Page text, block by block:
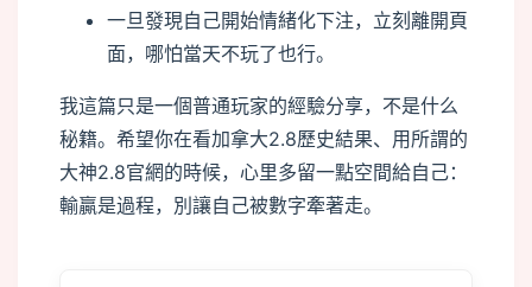
一旦發現自己開始情緒化下注，立刻離開頁
面，哪怕當天不玩了也行。
我這篇只是一個普通玩家的經驗分享，不是什么
秘籍。希望你在看加拿大2.8歷史結果、用所謂的
大神2.8官網的時候，心里多留一點空間給自己：
輸贏是過程，別讓自己被數字牽著走。